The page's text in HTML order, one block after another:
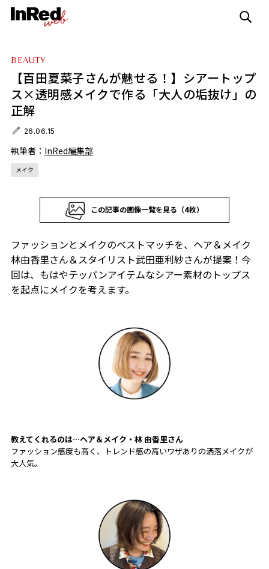
BEAUTY
【百田夏菜子さんが魅せる！】シアートップ
ス×透明感メイクで作る「大人の垢抜け」の
正解
26.06.15
執筆者： InRed編集部
メイク
この記事の画像一覧を見る（4枚）
ファッションとメイクのベストマッチを、ヘア＆メイク
林由香里さん＆スタイリスト武田亜利紗さんが提案！今
回は、もはやテッパンアイテムなシアー素材のトップス
を起点にメイクを考えます。
教えてくれるのは…ヘア＆メイク・林 由香里さん
ファッション感度も高く、トレンド感の高いワザありの洒落メイクが
大人気。